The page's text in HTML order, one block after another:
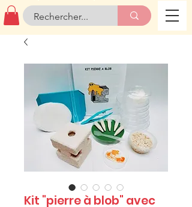
Kit "pierre à blob" avec